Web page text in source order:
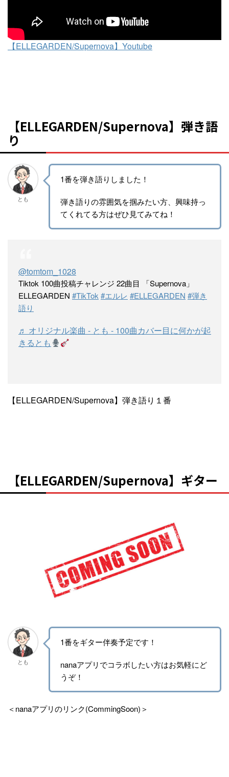
【ELLEGARDEN/Supernova】Youtube
【ELLEGARDEN/Supernova】弾き語
り
とも
1番を弾き語りしました！
弾き語りの雰囲気を掴みたい方、興味持っ
てくれてる方はぜひ見てみてね！
@tomtom_1028
Tiktok 100曲投稿チャレンジ 22曲目 「Supernova」
ELLEGARDEN #TikTok #エルレ #ELLEGARDEN #弾き
語り
♬ オリジナル楽曲 - とも - 100曲カバー目に何かが起
きるとも
【ELLEGARDEN/Supernova】弾き語り１番
【ELLEGARDEN/Supernova】ギター
とも
1番をギター伴奏予定です！
nanaアプリでコラボしたい方はお気軽にど
うぞ！
＜nanaアプリのリンク(CommingSoon)＞